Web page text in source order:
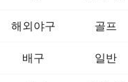
해외야구 골프
배구 일반